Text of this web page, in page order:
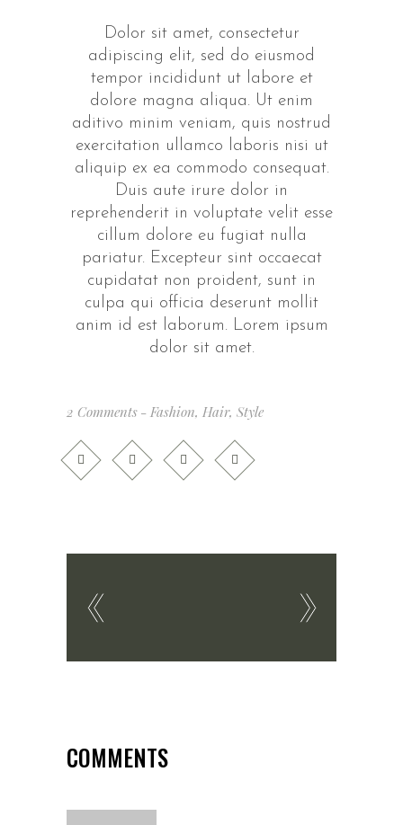
Dolor sit amet, consectetur
adipiscing elit, sed do eiusmod
tempor incididunt ut labore et
dolore magna aliqua. Ut enim
aditivo minim veniam, quis nostrud
exercitation ullamco laboris nisi ut
aliquip ex ea commodo consequat.
Duis aute irure dolor in
reprehenderit in voluptate velit esse
cillum dolore eu fugiat nulla
pariatur. Excepteur sint occaecat
cupidatat non proident, sunt in
culpa qui officia deserunt mollit
anim id est laborum. Lorem ipsum
dolor sit amet.
2 Comments Fashion, Hair, Style
COMMENTS